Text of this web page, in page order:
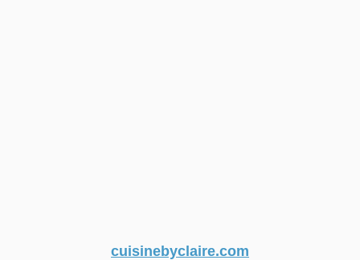
cuisinebyclaire.com